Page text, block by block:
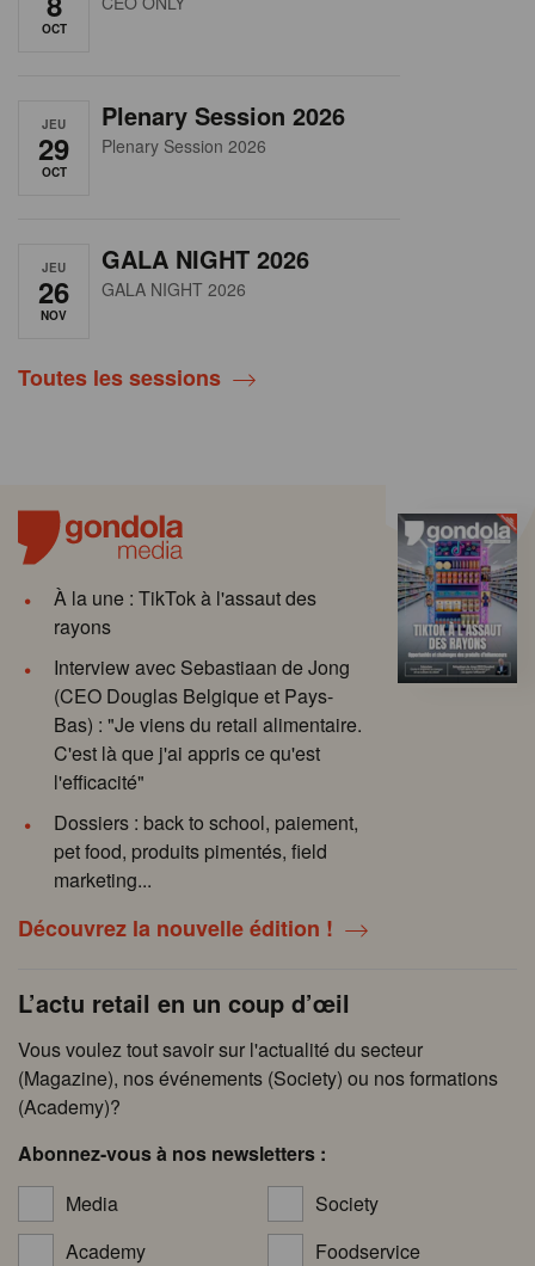
OCT
JEU
29
OCT
Plenary Session 2026
Plenary Session 2026
JEU
26
NOV
GALA NIGHT 2026
GALA NIGHT 2026
Toutes les sessions
À la une : TikTok à l'assaut des
rayons
Interview avec Sebastiaan de Jong
(CEO Douglas Belgique et Pays-
Bas) : "Je viens du retail alimentaire.
C'est là que j'ai appris ce qu'est
l'efficacité"
Dossiers : back to school, paiement,
pet food, produits pimentés, field
marketing...
Découvrez la nouvelle édition !
L’actu retail en un coup d’œil
Vous voulez tout savoir sur l'actualité du secteur
(Magazine), nos événements (Society) ou nos formations
(Academy)?
Abonnez-vous à nos newsletters :
Media
Society
Academy
Foodservice